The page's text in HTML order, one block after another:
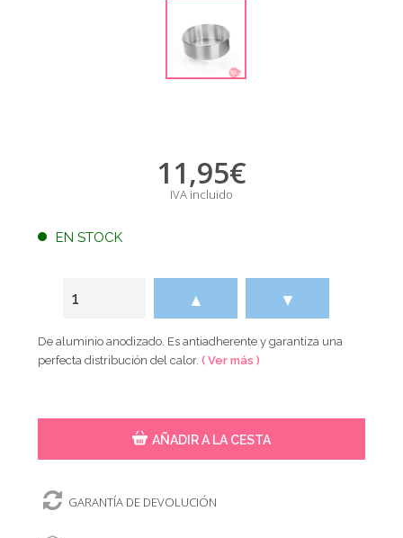
11,95€
IVA incluido
EN STOCK
▲ ▼
De aluminio anodizado. Es antiadherente y garantiza una
perfecta distribución del calor.( Ver más )
AÑADIR A LA CESTA
GARANTÍA DE DEVOLUCIÓN